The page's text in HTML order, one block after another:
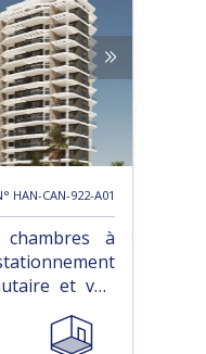
HAN-CAN-922-A01
à
et vue
m de la